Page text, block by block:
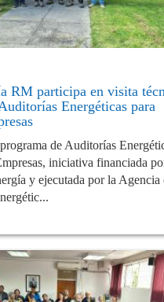
RM participa en visita
Energéticas para
de Auditorías
iniciativa financiada
y ejecutada por la Agencia